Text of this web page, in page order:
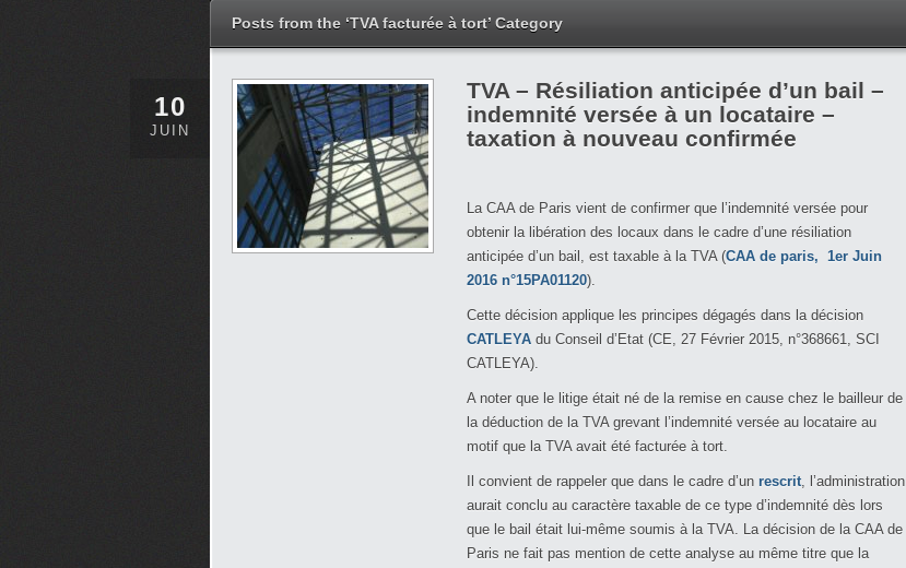
Posts from the ‘TVA facturée à tort’ Category
10
JUIN
TVA – Résiliation anticipée d’un bail –
indemnité versée à un locataire –
taxation à nouveau confirmée
La CAA de Paris vient de confirmer que l’indemnité versée pour
obtenir la libération des locaux dans le cadre d’une résiliation
anticipée d’un bail, est taxable à la TVA (CAA de paris, 1er Juin
2016 n°15PA01120).
Cette décision applique les principes dégagés dans la décision
CATLEYA du Conseil d’Etat (CE, 27 Février 2015, n°368661, SCI
CATLEYA).
A noter que le litige était né de la remise en cause chez le bailleur de
la déduction de la TVA grevant l’indemnité versée au locataire au
motif que la TVA avait été facturée à tort.
Il convient de rappeler que dans le cadre d’un rescrit, l’administration
aurait conclu au caractère taxable de ce type d’indemnité dès lors
que le bail était lui-même soumis à la TVA. La décision de la CAA de
Paris ne fait pas mention de cette analyse au même titre que la